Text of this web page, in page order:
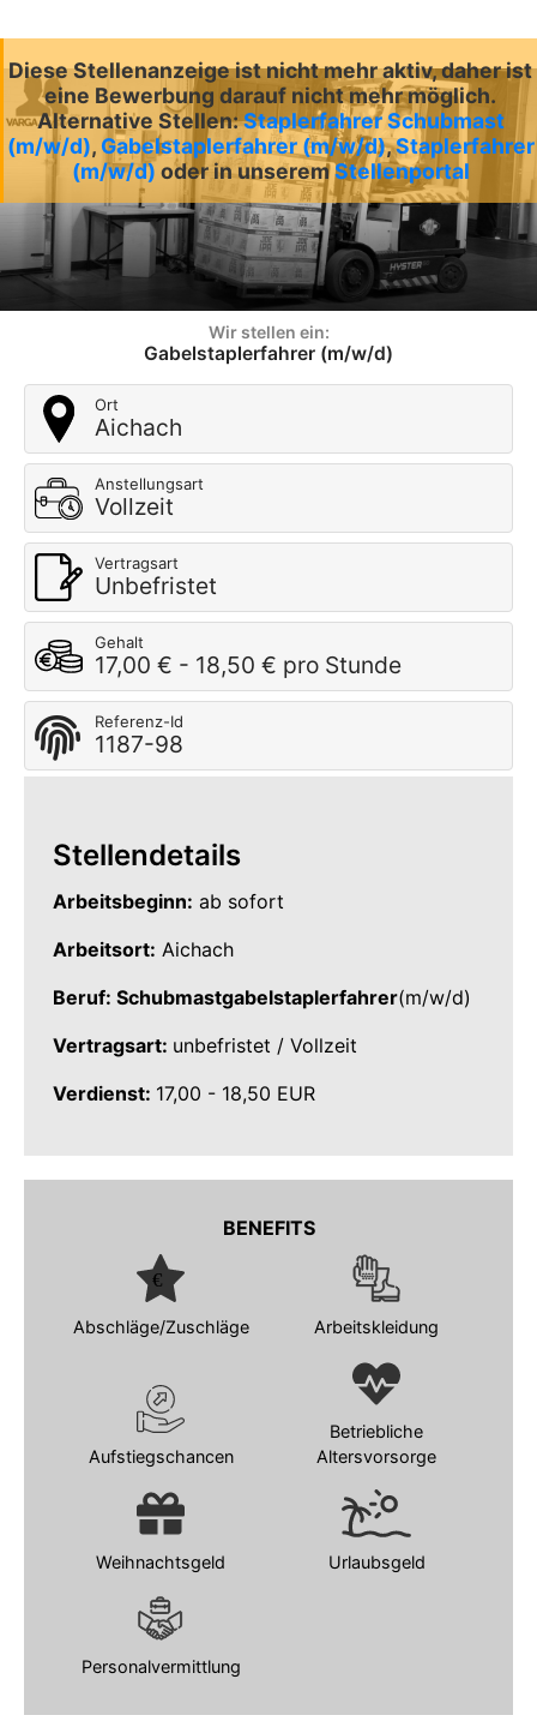
Diese Stellenanzeige ist nicht mehr aktiv, daher ist
eine Bewerbung darauf nicht mehr möglich.
Alternative Stellen:Staplerfahrer Schubmast
(m/w/d), Gabelstaplerfahrer (m/w/d),Staplerfahrer
(m/w/d) oder in unseremStellenportal
Wir stellen ein:
Gabelstaplerfahrer (m/w/d)
Ort
Aichach
Anstellungsart
Vollzeit
Vertragsart
Unbefristet
Gehalt
17,00 € - 18,50 € pro Stunde
Referenz-Id
1187-98
Stellendetails
Arbeitsbeginn: ab sofort
Arbeitsort: Aichach
Beruf: Schubmastgabelstaplerfahrer(m/w/d)
Vertragsart: unbefristet / Vollzeit
Verdienst: 17,00 - 18,50 EUR
BENEFITS
Abschläge/Zuschläge Arbeitskleidung
Aufstiegschancen
Betriebliche
Altersvorsorge
Weihnachtsgeld Urlaubsgeld
Personalvermittlung